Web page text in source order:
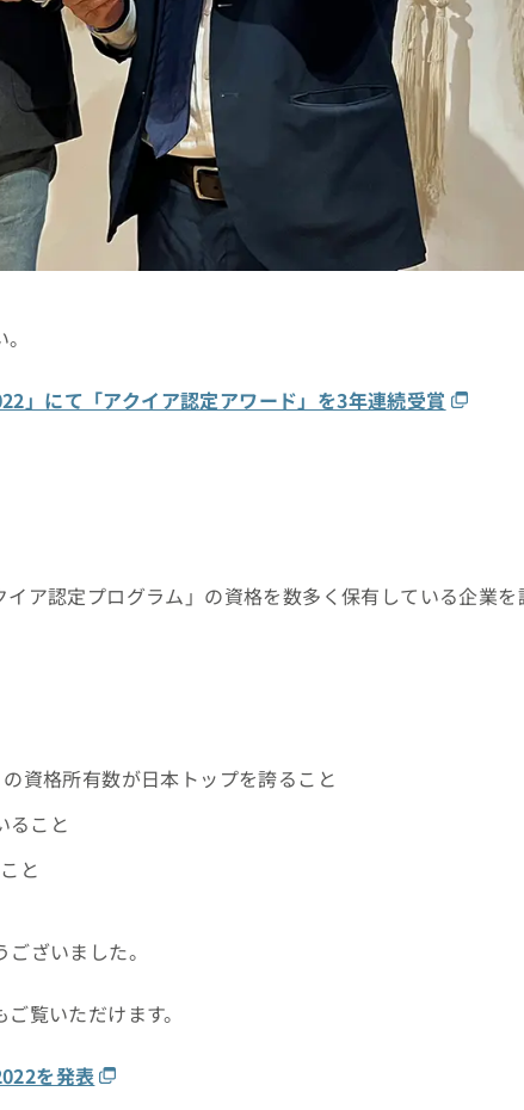
」にて「アクイア認定アワード」を3年連続受賞
ア認定プログラム」の資格を数多く保有している企業を
資格所有数が日本トップを誇ること
ること
と
ざいました。
覧いただけます。
を発表